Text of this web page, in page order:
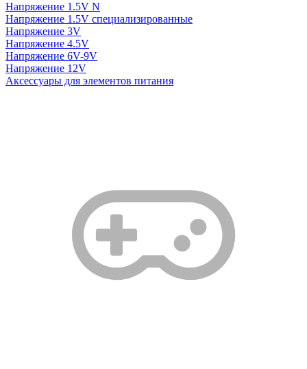
Напряжение 1.5V N
Напряжение 1.5V специализированные
Напряжение 3V
Напряжение 4.5V
Напряжение 6V-9V
Напряжение 12V
Аксессуары для элементов питания